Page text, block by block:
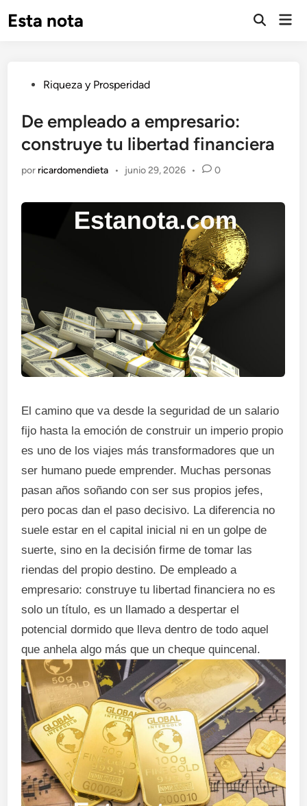
Esta nota
Abrir
Publicado
Riqueza y Prosperidad
De empleado a empresario:
construye tu libertad financiera
por ricardomendieta • junio 29, 2026 • 0
El camino que va desde la seguridad de un salario
fijo hasta la emoción de construir un imperio propio
es uno de los viajes más transformadores que un
ser humano puede emprender. Muchas personas
pasan años soñando con ser sus propios jefes,
pero pocas dan el paso decisivo. La diferencia no
suele estar en el capital inicial ni en un golpe de
suerte, sino en la decisión firme de tomar las
riendas del propio destino. De empleado a
empresario: construye tu libertad financiera no es
solo un título, es un llamado a despertar el
potencial dormido que lleva dentro de todo aquel
que anhela algo más que un cheque quincenal.